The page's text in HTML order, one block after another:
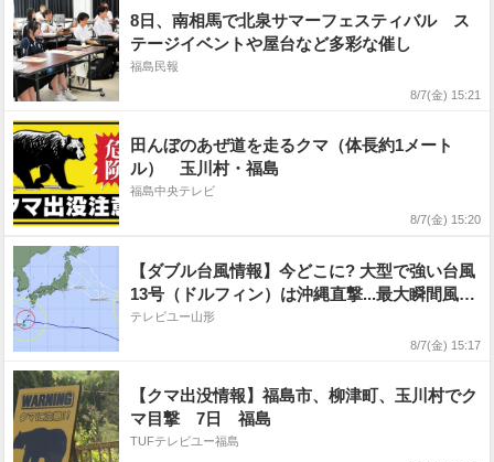
8日、南相馬で北泉サマーフェスティバル ス
テージイベントや屋台など多彩な催し
福島民報
8/7(金) 15:21
田んぼのあぜ道を走るクマ（体長約1メート
ル） 玉川村・福島
福島中央テレビ
8/7(金) 15:20
【ダブル台風情報】今どこに? 大型で強い台風
13号（ドルフィン）は沖縄直撃...最大瞬間風速
55 m/s 奄美・沖縄では暴風や高波などに厳
重に警戒 台風15号の今後はどうなる? 進路予
庁
テレビユー山形
8/7(金) 15:17
【クマ出没情報】福島市、柳津町、玉川村でク
マ目撃 7日 福島
TUFテレビユー福島